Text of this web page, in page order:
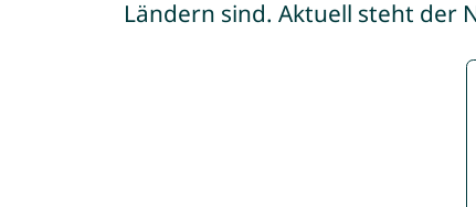
Ländern sind. Aktuell steht der